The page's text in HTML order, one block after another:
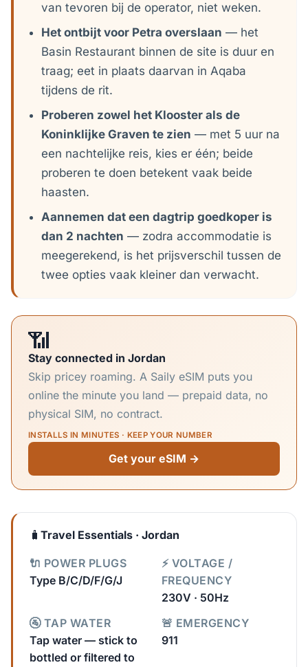
van tevoren bij de operator, niet weken.
Het ontbijt voor Petra overslaan — het
Basin Restaurant binnen de site is duur en
traag; eet in plaats daarvan in Aqaba
tijdens de rit.
Proberen zowel het Klooster als de
Koninklijke Graven te zien — met 5 uur na
een nachtelijke reis, kies er één; beide
proberen te doen betekent vaak beide
haasten.
Aannemen dat een dagtrip goedkoper is
dan 2 nachten — zodra accommodatie is
meegerekend, is het prijsverschil tussen de
twee opties vaak kleiner dan verwacht.
📶
Stay connected in Jordan
Skip pricey roaming. A Saily eSIM puts you
online the minute you land — prepaid data, no
physical SIM, no contract.
INSTALLS IN MINUTES · KEEP YOUR NUMBER
Get your eSIM →
🧳 Travel Essentials · Jordan
🔌 POWER PLUGS
Type B/C/D/F/G/J
⚡ VOLTAGE /
FREQUENCY
230V · 50Hz
🚰 TAP WATER
Tap water — stick to
bottled or filtered to
🚨 EMERGENCY
911